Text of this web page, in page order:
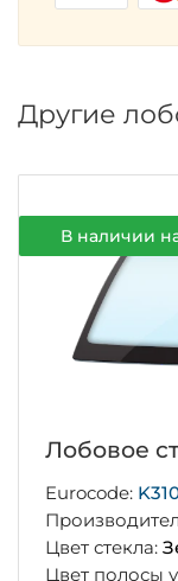
Другие
В наличии
Лобовое
Eurocode:
Цвет стекла:
Цвет полосы